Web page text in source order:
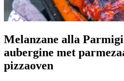
Melanzane alla
aubergine met
pizzaoven